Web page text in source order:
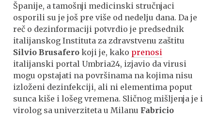
Španije, a tamošnji medicinski stručnjaci
osporili su je još pre više od nedelju dana. Da je
reč o dezinformaciji potvrdio je predsednik
italijanskog Instituta za zdravstvenu zaštitu
Silvio Brusafero koji je, kako prenosi
italijanski portal Umbria24, izjavio da virusi
mogu opstajati na površinama na kojima nisu
izloženi dezinfekciji, ali ni elementima poput
sunca kiše i lošeg vremena. Sličnog mišljenja je i
virolog sa univerziteta u Milanu Fabricio